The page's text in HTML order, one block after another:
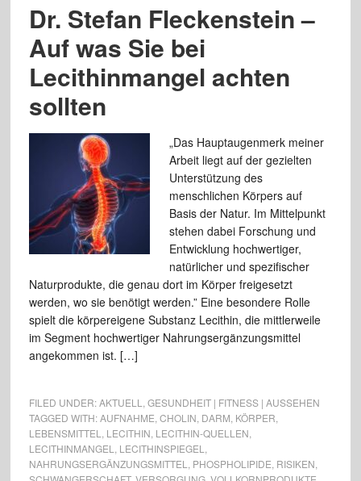
Dr. Stefan Fleckenstein –
Auf was Sie bei
Lecithinmangel achten
sollten
„Das Hauptaugenmerk meiner
Arbeit liegt auf der gezielten
Unterstützung des
menschlichen Körpers auf
Basis der Natur. Im Mittelpunkt
stehen dabei Forschung und
Entwicklung hochwertiger,
natürlicher und spezifischer
Naturprodukte, die genau dort im Körper freigesetzt
werden, wo sie benötigt werden.” Eine besondere Rolle
spielt die körpereigene Substanz Lecithin, die mittlerweile
im Segment hochwertiger Nahrungsergänzungsmittel
angekommen ist. […]
FILED UNDER:AKTUELL
GESUNDHEIT | FITNESS | AUSSEHEN
TAGGED WITH:AUFNAHME CHOLIN DARM KÖRPER
LEBENSMITTEL
LECITHIN LECITHIN-QUELLEN
LECITHINMANGEL
LECITHINSPIEGEL
NAHRUNGSERGÄNZUNGSMITTEL
PHOSPHOLIPIDE RISIKEN